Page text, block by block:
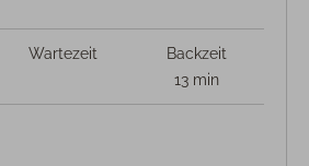
Wartezeit
Backzeit
13 min